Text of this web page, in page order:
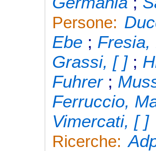
Persone:
Ebe ; Fresia,
Grassi, [ ];
Fuhrer;
Ferruccio,
Vimercati, [ ]
Ricerche: